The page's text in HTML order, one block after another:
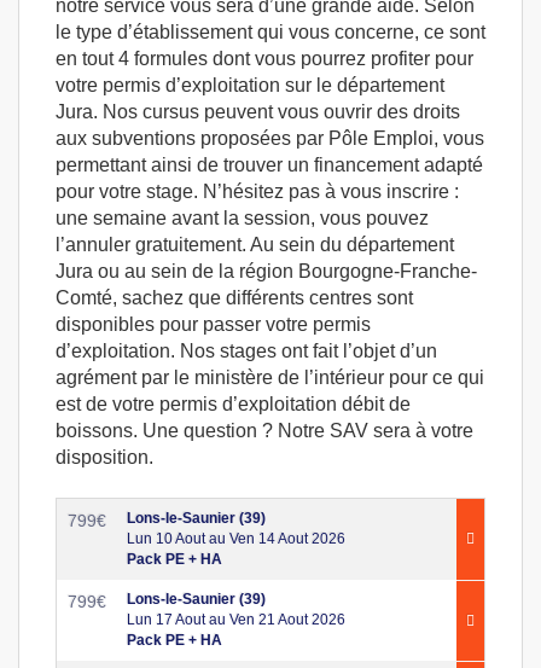
notre service vous sera d’une grande aide. Selon
le type d’établissement qui vous concerne, ce sont
en tout 4 formules dont vous pourrez profiter pour
votre permis d’exploitation sur le département
Jura. Nos cursus peuvent vous ouvrir des droits
aux subventions proposées par Pôle Emploi, vous
permettant ainsi de trouver un financement adapté
pour votre stage. N’hésitez pas à vous inscrire :
une semaine avant la session, vous pouvez
l’annuler gratuitement. Au sein du département
Jura ou au sein de la région Bourgogne-Franche-
Comté, sachez que différents centres sont
disponibles pour passer votre permis
d’exploitation. Nos stages ont fait l’objet d’un
agrément par le ministère de l’intérieur pour ce qui
est de votre permis d’exploitation débit de
boissons. Une question ? Notre SAV sera à votre
disposition.
799€
Lons-le-Saunier (39)
Lun 10 Aout au Ven 14 Aout 2026
Pack PE + HA
799€
Lons-le-Saunier (39)
Lun 17 Aout au Ven 21 Aout 2026
Pack PE + HA